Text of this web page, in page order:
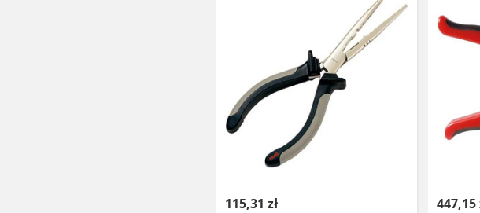
115,31 zł 447,15